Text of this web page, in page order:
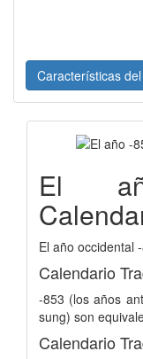
Características
El
El año occidental
Calendario
-853 (los años
sung) son
Calendario